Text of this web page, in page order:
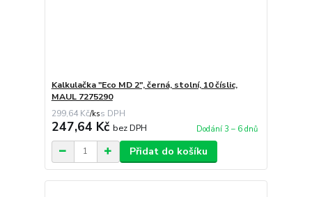
Kalkulačka "Eco MD 2", černá, stolní, 10 číslic,
MAUL 7275290
299,64 Kč/ks
247,64 Kč bez DPH Dodání 3 – 6 dnů
Přidat do košíku